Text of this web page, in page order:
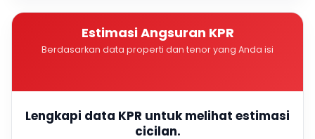
Estimasi Angsuran KPR
Berdasarkan data properti dan tenor yang Anda isi
Lengkapi data KPR untuk melihat estimasi
cicilan.